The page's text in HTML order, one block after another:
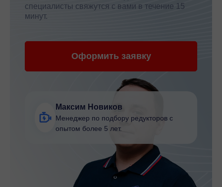
специалисты свяжутся с вами в течение 15
минут.
Оформить заявку
Максим Новиков
Менеджер по подбору редукторов с
опытом более 5 лет.